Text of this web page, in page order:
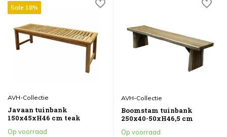
Sale 18%
AVH-Collectie
Javaan tuinbank
150x45xH46 cm teak
Op voorraad
AVH-Collectie
Boomstam tuinbank
250x40-50xH46,5 cm
Op voorraad